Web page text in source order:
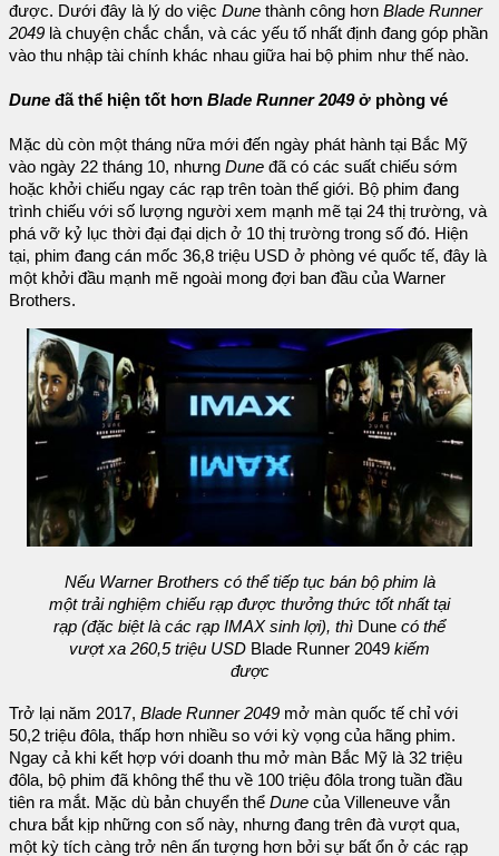
được. Dưới đây là lý do việc Dune thành công hơn Blade Runner
2049 là chuyện chắc chắn, và các yếu tố nhất định đang góp phần
vào thu nhập tài chính khác nhau giữa hai bộ phim như thế nào.
Dune đã thể hiện tốt hơn Blade Runner 2049ở phòng vé
Mặc dù còn một tháng nữa mới đến ngày phát hành tại Bắc Mỹ
vào ngày 22 tháng 10, nhưng Dune đã có các suất chiếu sớm
hoặc khởi chiếu ngay các rạp trên toàn thế giới. Bộ phim đang
trình chiếu với số lượng người xem mạnh mẽ tại 24 thị trường, và
phá vỡ kỷ lục thời đại đại dịch ở 10 thị trường trong số đó. Hiện
tại, phim đang cán mốc 36,8 triệu USD ở phòng vé quốc tế, đây là
một khởi đầu mạnh mẽ ngoài mong đợi ban đầu của Warner
Brothers.
Nếu Warner Brothers có thể tiếp tục bán bộ phim là
một trải nghiệm chiếu rạp được thưởng thức tốt nhất tại
rạp (đặc biệt là các rạp IMAX sinh lợi), thì Dune có thể
vượt xa 260,5 triệu USD Blade Runner 2049 kiếm
được
Trở lại năm 2017, Blade Runner 2049 mở màn quốc tế chỉ với
50,2 triệu đôla, thấp hơn nhiều so với kỳ vọng của hãng phim.
Ngay cả khi kết hợp với doanh thu mở màn Bắc Mỹ là 32 triệu
đôla, bộ phim đã không thể thu về 100 triệu đôla trong tuần đầu
tiên ra mắt. Mặc dù bản chuyển thể Dune của Villeneuve vẫn
chưa bắt kịp những con số này, nhưng đang trên đà vượt qua,
một kỳ tích càng trở nên ấn tượng hơn bởi sự bất ổn ở các rạp